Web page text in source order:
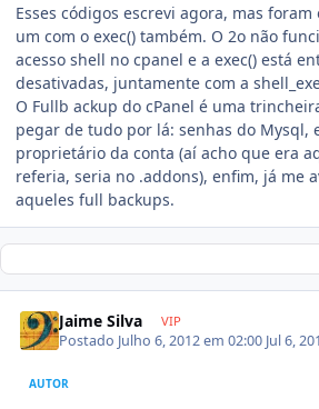
Esses códigos escrevi agora, mas foram
um com o exec() também. O 2o não
acesso shell no cpanel e a exec() está
desativadas, juntamente com a
O Fullb ackup do cPanel é uma
pegar de tudo por lá: senhas do Mysql,
proprietário da conta (aí acho que era
referia, seria no .addons), enfim, já me
aqueles full backups.
Jaime Silva VIP
Postado Julho 6, 2012 em 02:00 Jul 6,
AUTOR